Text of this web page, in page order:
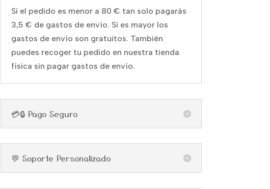
Si el pedido es menor a 80 € tan solo pagarás
3,5 € de gastos de envío. Si es mayor los
gastos de envío son gratuitos. También
puedes recoger tu pedido en nuestra tienda
física sin pagar gastos de envío.
💳🔒 Pago Seguro
💬 Soporte Personalizado